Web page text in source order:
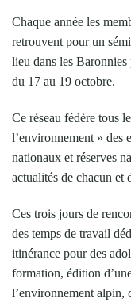
Chaque année les
retrouvent pour un
lieu dans les
du 17 au 19 octobre.
Ce réseau fédère tous
l’environnement » des
nationaux et réserves
actualités de chacun et
Ces trois jours de
des temps de travail
itinérance pour des
formation, édition
l’environnement alpin,